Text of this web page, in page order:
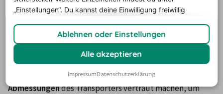
Steuer setzen und in den Stuttgarter Kessel abtauchen
oder die umliegenden Stadtteile und Gemeinden
ansteuern. So ein Transporter ist schließlich deutlich
größer als das, was Sie normalerweise gewohnt sind.
Zuerst sollten Sie sich mit der Größe und
Abmessungen des Transporters vertraut machen, um
„Einstellungen“. Du kannst deine Einwilligung freiwillig
Ablehnen oder Einstellungen
Alle akzeptieren
ImpressumDatenschutzerklärung